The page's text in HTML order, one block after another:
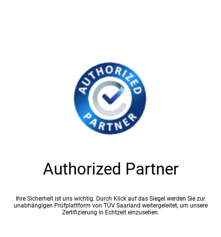
Authorized Partner
Ihre Sicherheit ist uns wichtig. Durch Klick auf das Siegel werden Sie zur
unabhängigen Prüfplattform von TÜV Saarland weitergeleitet, um unsere
Zertifizierung in Echtzeit einzusehen.